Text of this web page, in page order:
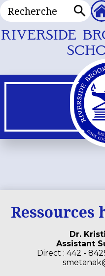
RIVERSIDE
Recherche
En-
tête
Ressources
Dr.
Assistant
Direct : 442 -